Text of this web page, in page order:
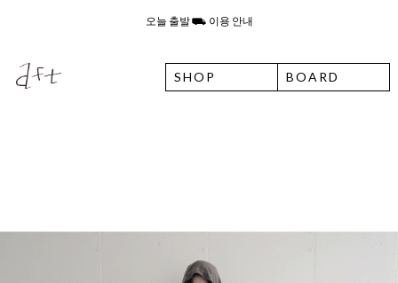
8월 6일 목요일 입고예정일 안내
SHOP BOARD